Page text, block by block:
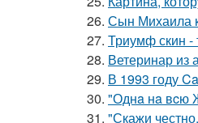
26. Сын Михаила
27. Триумф скин -
28. Ветеринар из
29. В 1993 году
30. "Однa нa вcю
31. "Скажи